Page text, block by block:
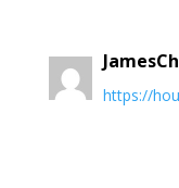
https://